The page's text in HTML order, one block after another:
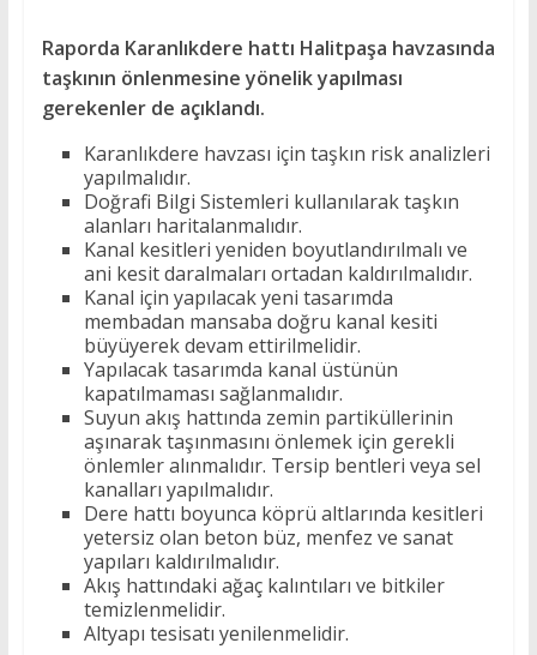
Raporda Karanlıkdere hattı Halitpaşa havzasında
taşkının önlenmesine yönelik yapılması
gerekenler de açıklandı.
Karanlıkdere havzası için taşkın risk analizleri
yapılmalıdır.
Doğrafi Bilgi Sistemleri kullanılarak taşkın
alanları haritalanmalıdır.
Kanal kesitleri yeniden boyutlandırılmalı ve
ani kesit daralmaları ortadan kaldırılmalıdır.
Kanal için yapılacak yeni tasarımda
membadan mansaba doğru kanal kesiti
büyüyerek devam ettirilmelidir.
Yapılacak tasarımda kanal üstünün
kapatılmaması sağlanmalıdır.
Suyun akış hattında zemin partiküllerinin
aşınarak taşınmasını önlemek için gerekli
önlemler alınmalıdır. Tersip bentleri veya sel
kanalları yapılmalıdır.
Dere hattı boyunca köprü altlarında kesitleri
yetersiz olan beton büz, menfez ve sanat
yapıları kaldırılmalıdır.
Akış hattındaki ağaç kalıntıları ve bitkiler
temizlenmelidir.
Altyapı tesisatı yenilenmelidir.